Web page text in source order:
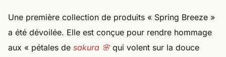
Une première collection de produits « Spring Breeze »
a été dévoilée. Elle est conçue pour rendre hommage
aux « pétales de sakura 🌸qui volent sur la douce